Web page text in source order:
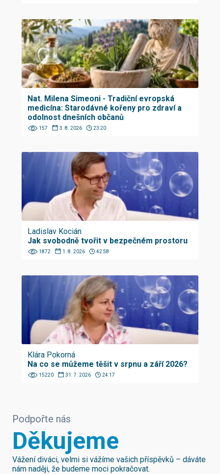
Nat. Milena Simeoni - Tradiční evropská
medicína: Starodávné kořeny pro zdraví a
odolnost dnešních občanů
157 3. 8. 2026 23:20
Ladislav Kocián
Jak svobodně tvořit v bezpečném prostoru
1872 1. 8. 2026 42:58
Klára Pokorná
Na co se můžeme těšit v srpnu a září 2026?
15220 31. 7. 2026 24:17
Podpořte nás
Děkujeme
Vážení diváci, velmi si vážíme vašich příspěvků – dáváte
nám naději, že budeme moci pokračovat.